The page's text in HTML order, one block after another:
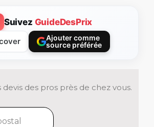
Suivez GuideDesPrix
Ajouter comme
source préférée
des pros près de chez vous.